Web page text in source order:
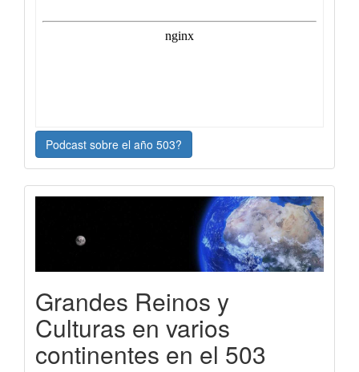
Podcast sobre el año 503?
Grandes Reinos y
Culturas en varios
continentes en el 503